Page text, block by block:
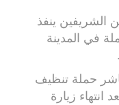
الشريفين ينفذ
في المدينة
حملة تنظيف
انتهاء زيارة